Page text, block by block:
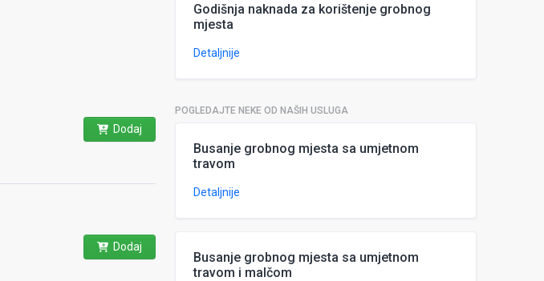
Dodaj
Dodaj
Godišnja naknada za korištenje grobnog
mjesta
Detaljnije
POGLEDAJTE NEKE OD NAŠIH USLUGA
Busanje grobnog mjesta sa umjetnom
travom
Detaljnije
Busanje grobnog mjesta sa umjetnom
travom i malčom